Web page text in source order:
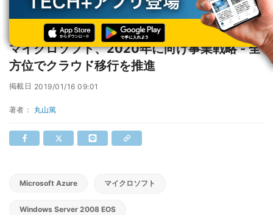
マイクロソフト、2020年に向け事業戦略 - 全方位でクラウド移行を推進
マイクロソフト、2020年に向け事業戦略 - 全
方位でクラウド移行を推進
掲載日 2019/01/16 09:01
著者： 丸山篤
Microsoft Azure マイクロソフト
Windows Server 2008 EOS